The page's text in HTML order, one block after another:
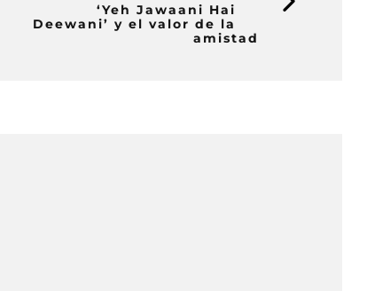
‘Yeh Jawaani Hai
Deewani’ y el valor de la
amistad